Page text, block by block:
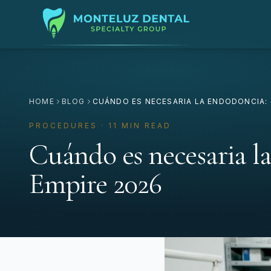
HOME BLOG CUÁNDO ES NECESARIA LA
PROCEDURES · 11 MIN READ
Cuándo es necesaria
Empire 2026